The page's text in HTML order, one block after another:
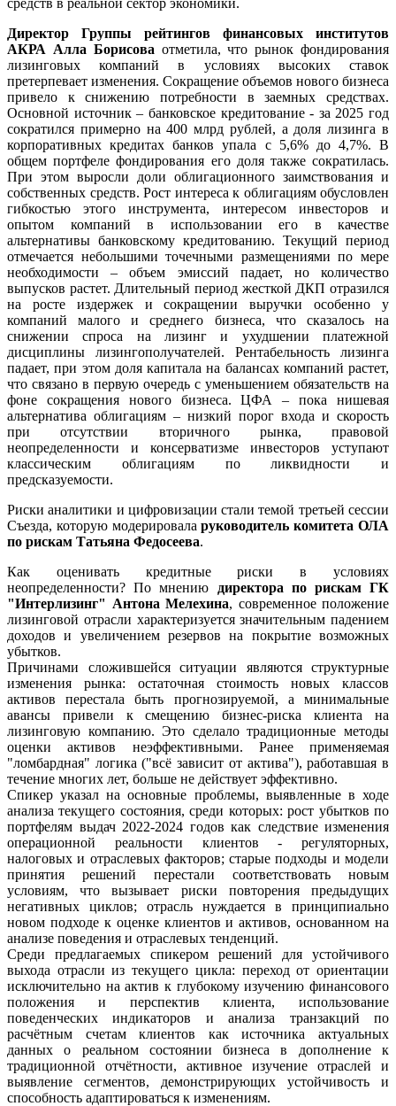
Директор Группы рейтингов финансовых институтов
АКРА Алла Борисова отметила, что рынок фондирования
лизинговых компаний в условиях высоких ставок
претерпевает изменения. Сокращение объемов нового бизнеса
привело к снижению потребности в заемных средствах.
Основной источник – банковское кредитование - за 2025 год
сократился примерно на 400 млрд рублей, а доля лизинга в
корпоративных кредитах банков упала с 5,6% до 4,7%. В
общем портфеле фондирования его доля также сократилась.
При этом выросли доли облигационного заимствования и
собственных средств. Рост интереса к облигациям обусловлен
гибкостью этого инструмента, интересом инвесторов и
опытом компаний в использовании его в качестве
альтернативы банковскому кредитованию. Текущий период
отмечается небольшими точечными размещениями по мере
необходимости – объем эмиссий падает, но количество
выпусков растет. Длительный период жесткой ДКП отразился
на росте издержек и сокращении выручки особенно у
компаний малого и среднего бизнеса, что сказалось на
снижении спроса на лизинг и ухудшении платежной
дисциплины лизингополучателей. Рентабельность лизинга
падает, при этом доля капитала на балансах компаний растет,
что связано в первую очередь с уменьшением обязательств на
фоне сокращения нового бизнеса. ЦФА – пока нишевая
альтернатива облигациям – низкий порог входа и скорость
при отсутствии вторичного рынка, правовой
неопределенности и консерватизме инвесторов уступают
классическим облигациям по ликвидности и
предсказуемости.
Риски аналитики и цифровизации стали темой третьей сессии
Съезда, которую модерироваларуководитель комитета ОЛА
по рискам Татьяна Федосеева.
Как оценивать кредитные риски в условиях
неопределенности? По мнению директора по рискам ГК
"Интерлизинг" Антона Мелехина, современное положение
лизинговой отрасли характеризуется значительным падением
доходов и увеличением резервов на покрытие возможных
убытков.
Причинами сложившейся ситуации являются структурные
изменения рынка: остаточная стоимость новых классов
активов перестала быть прогнозируемой, а минимальные
авансы привели к смещению бизнес-риска клиента на
лизинговую компанию. Это сделало традиционные методы
оценки активов неэффективными. Ранее применяемая
"ломбардная" логика ("всё зависит от актива"), работавшая в
течение многих лет, больше не действует эффективно.
Спикер указал на основные проблемы, выявленные в ходе
анализа текущего состояния, среди которых: рост убытков по
портфелям выдач 2022-2024 годов как следствие изменения
операционной реальности клиентов - регуляторных,
налоговых и отраслевых факторов; старые подходы и модели
принятия решений перестали соответствовать новым
условиям, что вызывает риски повторения предыдущих
негативных циклов; отрасль нуждается в принципиально
новом подходе к оценке клиентов и активов, основанном на
анализе поведения и отраслевых тенденций.
Среди предлагаемых спикером решений для устойчивого
выхода отрасли из текущего цикла: переход от ориентации
исключительно на актив к глубокому изучению финансового
положения и перспектив клиента, использование
поведенческих индикаторов и анализа транзакций по
расчётным счетам клиентов как источника актуальных
данных о реальном состоянии бизнеса в дополнение к
традиционной отчётности, активное изучение отраслей и
выявление сегментов, демонстрирующих устойчивость и
способность адаптироваться к изменениям.